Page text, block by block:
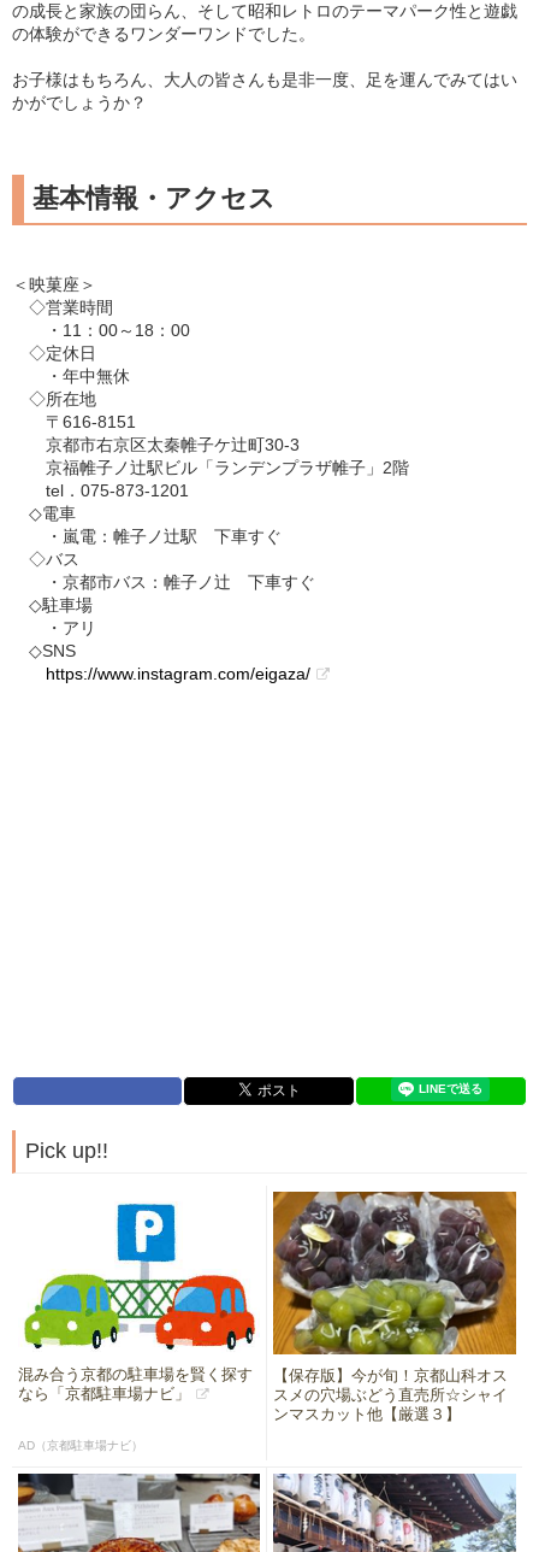
の成長と家族の団らん、そして昭和レトロのテーマパーク性と遊戯
の体験ができるワンダーワンドでした。
お子様はもちろん、大人の皆さんも是非一度、足を運んでみてはい
かがでしょうか？
基本情報・アクセス
＜映菓座＞
◇営業時間
・11：00～18：00
◇定休日
・年中無休
◇所在地
〒616-8151
京都市右京区太秦帷子ケ辻町30-3
京福帷子ノ辻駅ビル「ランデンプラザ帷子」2階
tel．075-873-1201
◇電車
・嵐電：帷子ノ辻駅 下車すぐ
◇バス
・京都市バス：帷子ノ辻 下車すぐ
◇駐車場
・アリ
◇SNS
https://www.instagram.com/eigaza/
Pick up!!
混み合う京都の駐車場を賢く探す
なら「京都駐車場ナビ」
AD（京都駐車場ナビ）
【保存版】今が旬！京都山科オス
スメの穴場ぶどう直売所☆シャイ
ンマスカット他【厳選３】